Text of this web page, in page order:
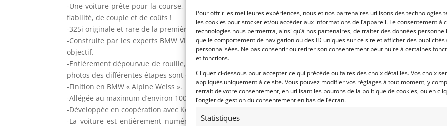
Pour offrir les meilleures expériences, nous et nos partenaires utilisons des technologies
les cookies pour stocker et/ou accéder aux informations de l’appareil. Le consentement à
technologies nous permettra, ainsi qu’à nos partenaires, de traiter des données
que le comportement de navigation ou des ID uniques sur ce site et afficher des publicités
personnalisées. Ne pas consentir ou retirer son consentement peut nuire à certaines
et fonctions.
Cliquez ci-dessous pour accepter ce qui précède ou faites des choix détaillés. Vos choix
appliqués uniquement à ce site. Vous pouvez modifier vos réglages à tout moment, y
retrait de votre consentement, en utilisant les boutons de la politique de cookies, ou en
l’onglet de gestion du consentement en bas de l’écran.
Statistiques
-Une voiture prête pour la course, capable de battre les M3 en termes de vitesse, de
fiabilité, de couple et de coûts !
-325i originale et rare de la première génération.
-Construite par les experts BMW Vink Motorsport avec une approche de l’argent sans
objectif.
-Entièrement dépourvue de rouille, la carrosserie a été décapée à l’eau et soudée, des
photos des différentes étapes sont disponibles.
-Finition en BMW « Alpine Weiss ».
-Allégée au maximum d’environ 1000 kg.
-Développée en coopération avec Kevin Abbring sur le simulateur de course.
-La voiture est entièrement numérisée, ce qui offre l’avantage supplémentaire d’un
Voir les 132 annonces
Catégorie :